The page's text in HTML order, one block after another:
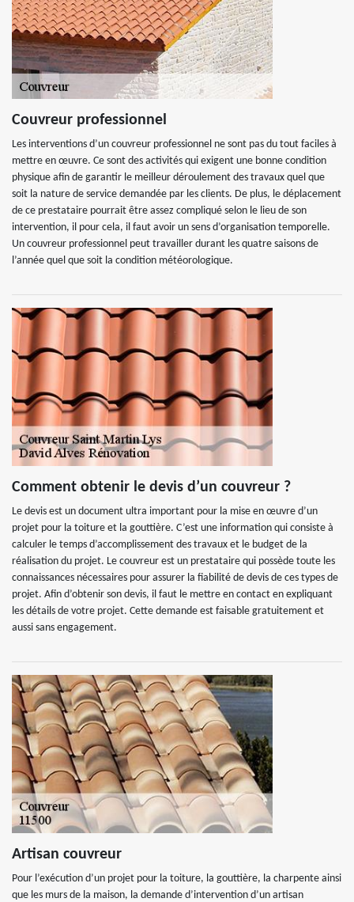
Couvreur professionnel
Les interventions d’un couvreur professionnel ne sont pas du tout faciles à
mettre en œuvre. Ce sont des activités qui exigent une bonne condition
physique afin de garantir le meilleur déroulement des travaux quel que
soit la nature de service demandée par les clients. De plus, le déplacement
de ce prestataire pourrait être assez compliqué selon le lieu de son
intervention, il pour cela, il faut avoir un sens d’organisation temporelle.
Un couvreur professionnel peut travailler durant les quatre saisons de
l’année quel que soit la condition météorologique.
Comment obtenir le devis d’un couvreur ?
Le devis est un document ultra important pour la mise en œuvre d’un
projet pour la toiture et la gouttière. C’est une information qui consiste à
calculer le temps d’accomplissement des travaux et le budget de la
réalisation du projet. Le couvreur est un prestataire qui possède toute les
connaissances nécessaires pour assurer la fiabilité de devis de ces types de
projet. Afin d’obtenir son devis, il faut le mettre en contact en expliquant
les détails de votre projet. Cette demande est faisable gratuitement et
aussi sans engagement.
Artisan couvreur
Pour l’exécution d’un projet pour la toiture, la gouttière, la charpente ainsi
que les murs de la maison, la demande d’intervention d’un artisan